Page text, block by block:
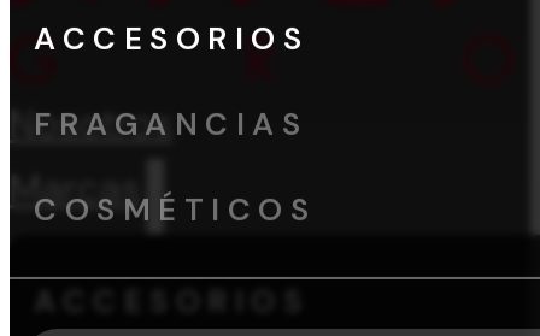
Nosotros
Marcas
ACCESORIOS
ACCESORIOS
FRAGANCIAS
COSMÉTICOS